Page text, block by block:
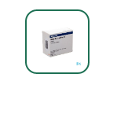
View